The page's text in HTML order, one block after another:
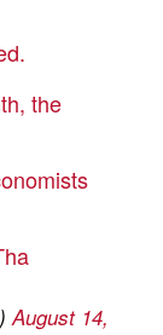
the
August 14,